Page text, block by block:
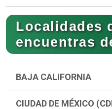
Localidades
encuentras
BAJA CALIFORNIA
CIUDAD DE MÉXICO